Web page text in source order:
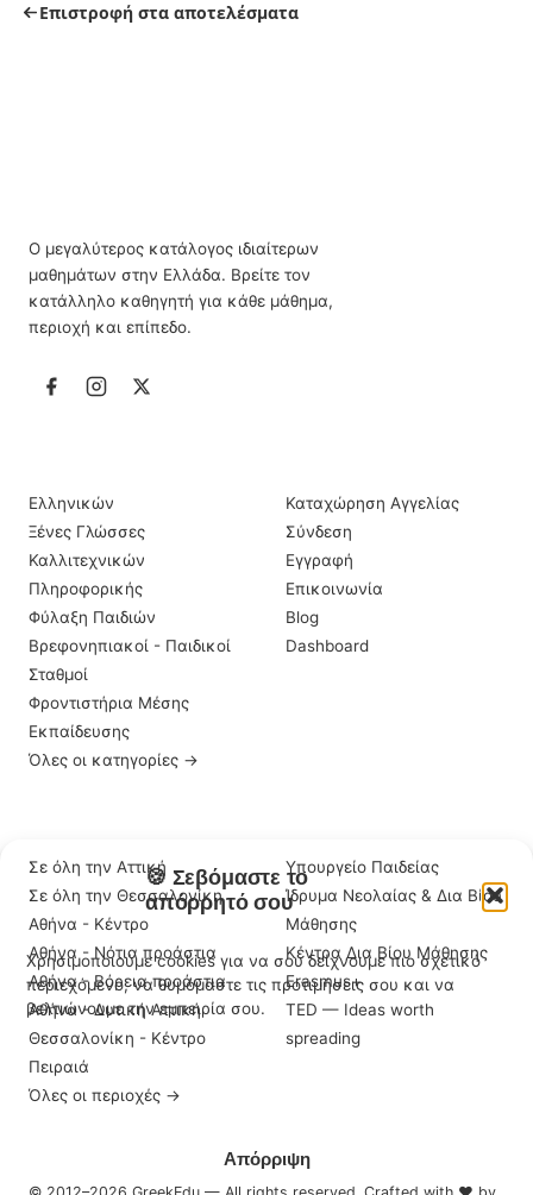
🍪 Σεβόμαστε το
απόρρητό σου
Χρησιμοποιούμε cookies για να σου δείχνουμε πιο σχετικό
περιεχόμενο, να θυμόμαστε τις προτιμήσεις σου και να
βελτιώνουμε την εμπειρία σου.
Απόρριψη
Επιστροφή στα αποτελέσματα
Ο μεγαλύτερος κατάλογος ιδιαίτερων
μαθημάτων στην Ελλάδα. Βρείτε τον
κατάλληλο καθηγητή για κάθε μάθημα,
περιοχή και επίπεδο.
Ελληνικών
Ξένες Γλώσσες
Καλλιτεχνικών
Πληροφορικής
Φύλαξη Παιδιών
Βρεφονηπιακοί - Παιδικοί
Σταθμοί
Φροντιστήρια Μέσης
Εκπαίδευσης
Όλες οι κατηγορίες →
Καταχώρηση Αγγελίας
Σύνδεση
Εγγραφή
Επικοινωνία
Blog
Dashboard
Σε όλη την Αττική
Σε όλη την Θεσσαλονίκη
Αθήνα - Κέντρο
Αθήνα - Νότια προάστια
Αθήνα - Βόρεια προάστια
Αθήνα - Δυτική Αττική
Θεσσαλονίκη - Κέντρο
Πειραιά
Όλες οι περιοχές →
Υπουργείο Παιδείας
Ίδρυμα Νεολαίας & Δια Βίου
Μάθησης
Κέντρα Δια Βίου Μάθησης
Erasmus+
TED — Ideas worth
spreading